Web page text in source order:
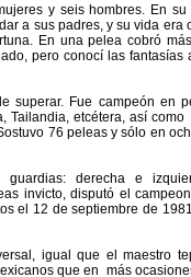
y seis hombres. En su
a sus padres, y su vida era
En una pelea cobró
pero conocí las fantasías
superar. Fue campeón en
Tailandia, etcétera, así
76 peleas y sólo en
derecha e
invicto, disputó el
el 12 de septiembre de
igual que el maestro
que en más